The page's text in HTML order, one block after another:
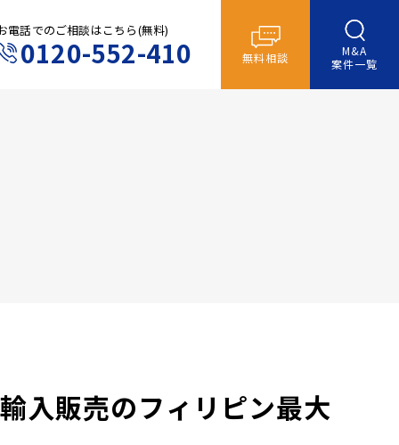
電話でのご相談はこちら(無料)
0120-552-410 無料相談
M&A
案件一覧
入販売のフィリピン最大